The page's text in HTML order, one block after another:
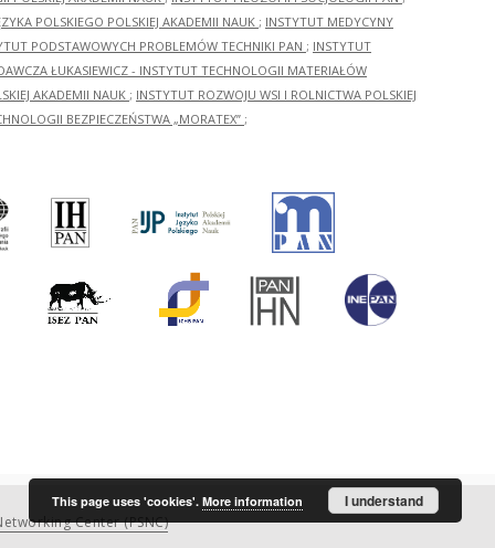
POLSKIEGO POLSKIEJ AKADEMII NAUK ; INSTYTUT MEDYCYNY
PODSTAWOWYCH PROBLEMÓW TECHNIKI PAN ; INSTYTUT
ŁUKASIEWICZ - INSTYTUT TECHNOLOGII MATERIAŁÓW
AKADEMII NAUK ; INSTYTUT ROZWOJU WSI I ROLNICTWA POLSKIEJ
BEZPIECZEŃSTWA „MORATEX” ;
Center (PSNC)
This page uses 'cookies'. More information I understand